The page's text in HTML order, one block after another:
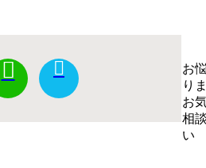
お
り
お
相
い